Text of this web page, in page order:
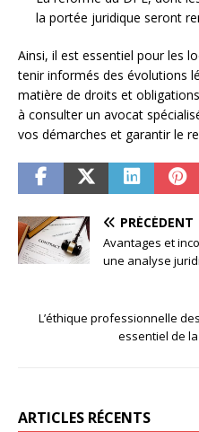
la portée juridique seront
Ainsi, il est essentiel pour les
tenir informés des évolutions
matière de droits et
à consulter un avocat
vos démarches et garantir le
PRÉCÉDENT
Avantages et
une analyse
L’éthique professionnelle
essentiel de
ARTICLES RÉCENTS